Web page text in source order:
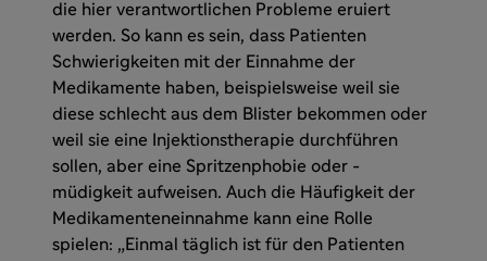
die hier verantwortlichen Probleme eruiert
werden. So kann es sein, dass Patienten
Schwierigkeiten mit der Einnahme der
Medikamente haben, beispielsweise weil sie
diese schlecht aus dem Blister bekommen oder
weil sie eine Injektionstherapie durchführen
sollen, aber eine Spritzenphobie oder -
müdigkeit aufweisen. Auch die Häufigkeit der
Medikamenteneinnahme kann eine Rolle
spielen: „Einmal täglich ist für den Patienten